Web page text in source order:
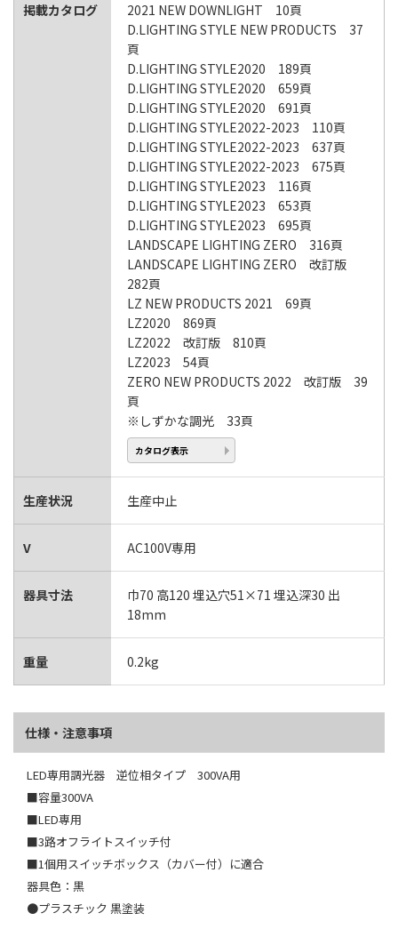
掲載カタログ
2021 NEW DOWNLIGHT 10頁
D.LIGHTING STYLE NEW PRODUCTS 37
頁
D.LIGHTING STYLE2020 189頁
D.LIGHTING STYLE2020 659頁
D.LIGHTING STYLE2020 691頁
D.LIGHTING STYLE2022-2023 110頁
D.LIGHTING STYLE2022-2023 637頁
D.LIGHTING STYLE2022-2023 675頁
D.LIGHTING STYLE2023 116頁
D.LIGHTING STYLE2023 653頁
D.LIGHTING STYLE2023 695頁
LANDSCAPE LIGHTING ZERO 316頁
LANDSCAPE LIGHTING ZERO 改訂版
282頁
LZ NEW PRODUCTS 2021 69頁
LZ2020 869頁
LZ2022 改訂版 810頁
LZ2023 54頁
ZERO NEW PRODUCTS 2022 改訂版 39
頁
※しずかな調光 33頁
カタログ表示
生産状況 生産中止
V AC100V専用
器具寸法
巾70 高120 埋込穴51×71 埋込深30 出
18mm
重量 0.2kg
仕様・注意事項
LED専用調光器 逆位相タイプ 300VA用
■容量300VA
■LED専用
■3路オフライトスイッチ付
■1個用スイッチボックス（カバー付）に適合
器具色：黒
●プラスチック 黒塗装